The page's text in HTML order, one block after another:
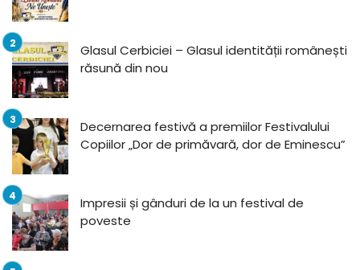
Glasul Cerbiciei – Glasul identității românești
răsună din nou
Decernarea festivă a premiilor Festivalului
Copiilor „Dor de primăvară, dor de Eminescu”
Impresii și gânduri de la un festival de
poveste